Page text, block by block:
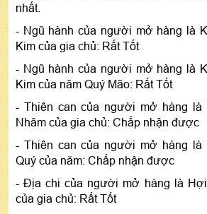
nhất.
- Ngũ hành của người mở hàng là
Kim của gia chủ: Rất Tốt
- Ngũ hành của người mở hàng là
Kim của năm Quý Mão: Rất Tốt
- Thiên can của người mở hàng là
Nhâm của gia chủ: Chấp nhận được
- Thiên can của người mở hàng là
Quý của năm: Chấp nhận được
- Địa chi của người mở hàng là
của gia chủ: Rất Tốt